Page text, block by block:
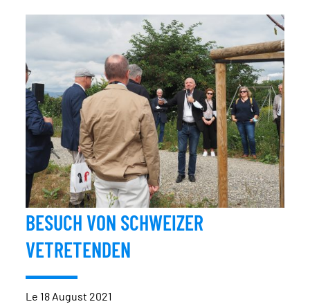
BESUCH VON SCHWEIZER
VETRETENDEN
Le 18 August 2021